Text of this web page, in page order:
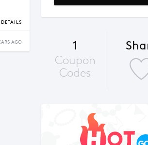
AGO
1
Coupon
Codes